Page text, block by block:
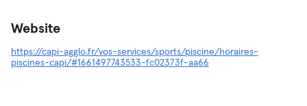
Website
https://capi-agglo.fr/vos-services/sports/piscine/horaires-
piscines-capi/#1661497743533-fc02373f-aa66